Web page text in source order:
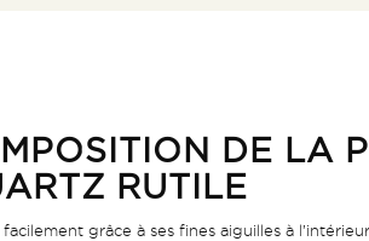
DE LA
RUTILE
grâce à ses fines aiguilles à